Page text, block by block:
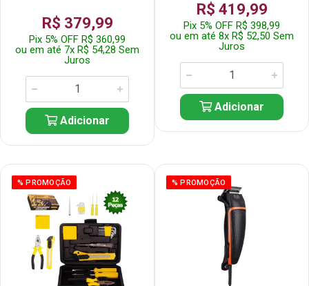
R$ 379,99
Pix 5% OFF R$ 360,99
ou em até 7x R$ 54,28 Sem
Juros
Adicionar
R$ 419,99
Pix 5% OFF R$ 398,99
ou em até 8x R$ 52,50 Sem
Juros
Adicionar
% PROMOÇÃO % PROMOÇÃO